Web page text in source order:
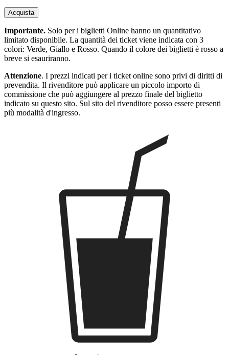
Acquista
Importante. Solo per i biglietti Online hanno un quantitativo
limitato disponibile. La quantità dei ticket viene indicata con 3
colori: Verde, Giallo e Rosso. Quando il colore dei biglietti è rosso a
breve si esauriranno.
Attenzione. I prezzi indicati per i ticket online sono privi di diritti di
prevendita. Il rivenditore può applicare un piccolo importo di
commissione che può aggiungere al prezzo finale del biglietto
indicato su questo sito. Sul sito del rivenditore posso essere presenti
più modalità d'ingresso.